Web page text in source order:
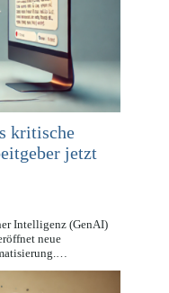
kritische
jetzt
Intelligenz (GenAI)
neue